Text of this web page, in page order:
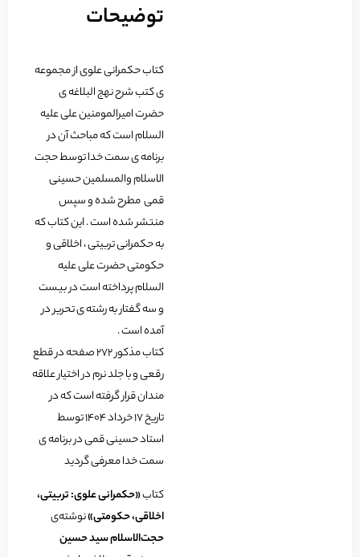
توضیحات
کتاب حکمرانی علوی از مجموعه
ی کتب شرح نهج البلاغه ی
حضرت امیرالمومنین علی علیه
السلام است که مباحث آن در
برنامه ی سمت خدا توسط حجت
الاسلام والمسلمین حسینی
قمی مطرح شده و سپس
منتشر شده است . این کتاب که
به حکمرانی تربیتی ، اخلاقی و
حکومتی حضرت علی علیه
السلام پرداخته است در بیست
و سه گفتار به رشته ی تحریر در
آمده است .
کتاب مذکور 272 صفحه در قطع
رقعی و با جلد نرم در اختیار علاقه
مندان قرار گرفته است که در
تاریخ 17 خرداد 1404 توسط
استاد حسینی قمی در برنامه ی
سمت خدا معرفی گردید
کتاب«حکمرانی علوی: تربیتی،
اخلاقی، حکومتی»نوشته‌ی
حجت‌الاسلام سید حسین